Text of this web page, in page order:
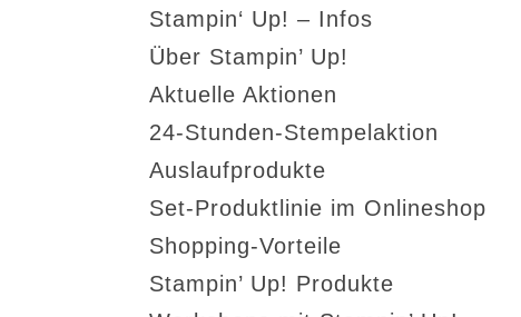
Stampin‘ Up! – Infos
Über Stampin’ Up!
Aktuelle Aktionen
24-Stunden-Stempelaktion
Auslaufprodukte
Set-Produktlinie im Onlineshop
Shopping-Vorteile
Stampin’ Up! Produkte